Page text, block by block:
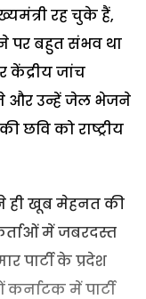
रह चुके हैं,
पर बहुत संभव था
केंद्रीय जांच
और उन्हें जेल भेजने
छवि को राष्ट्रीय
ने ही खूब मेहनत की
में जबरदस्त
पार्टी के प्रदेश
में पार्टी